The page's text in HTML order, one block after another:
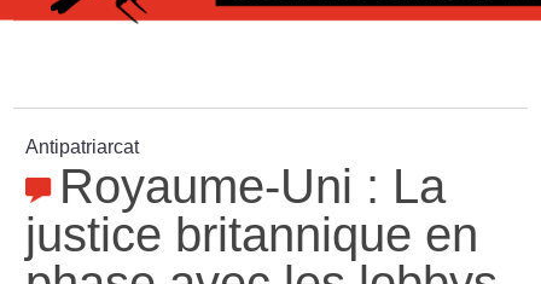
Antipatriarcat
Royaume-Uni : La
justice britannique en